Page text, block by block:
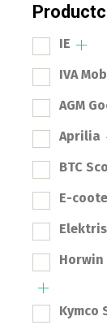
IE
IVA
AGM
Aprilia
BTC
E-
Kymco